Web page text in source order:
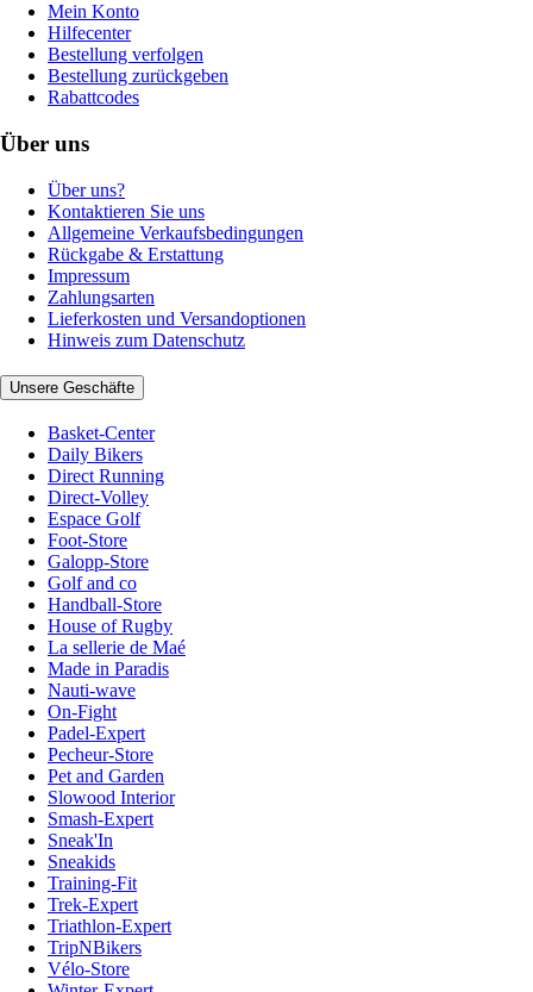
Mein Konto
Hilfecenter
Bestellung verfolgen
Bestellung zurückgeben
Rabattcodes
Über uns
Über uns?
Kontaktieren Sie uns
Allgemeine Verkaufsbedingungen
Rückgabe & Erstattung
Impressum
Zahlungsarten
Lieferkosten und Versandoptionen
Hinweis zum Datenschutz
Unsere Geschäfte
Basket-Center
Daily Bikers
Direct Running
Direct-Volley
Espace Golf
Foot-Store
Galopp-Store
Golf and co
Handball-Store
House of Rugby
La sellerie de Maé
Made in Paradis
Nauti-wave
On-Fight
Padel-Expert
Pecheur-Store
Pet and Garden
Slowood Interior
Smash-Expert
Sneak'In
Sneakids
Training-Fit
Trek-Expert
Triathlon-Expert
TripNBikers
Vélo-Store